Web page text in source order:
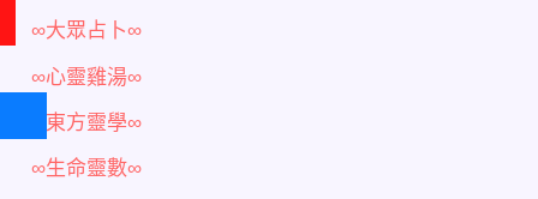
∞大眾占卜∞
∞心靈雞湯∞
∞東方靈學∞
∞生命靈數∞